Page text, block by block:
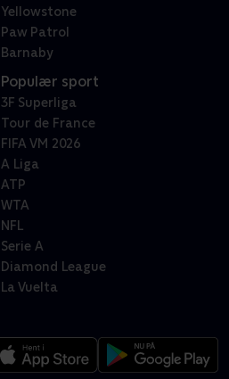
Yellowstone
Paw Patrol
Barnaby
Populær sport
3F Superliga
Tour de France
FIFA VM 2026
A Liga
ATP
WTA
NFL
Serie A
Diamond League
La Vuelta